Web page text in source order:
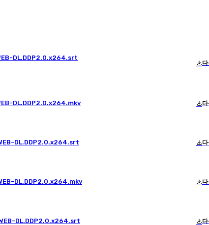
DL.DDP2.0.x264.srt
DL.DDP2.0.x264.mkv
DL.DDP2.0.x264.srt
DL.DDP2.0.x264.mkv
DL.DDP2.0.x264.srt